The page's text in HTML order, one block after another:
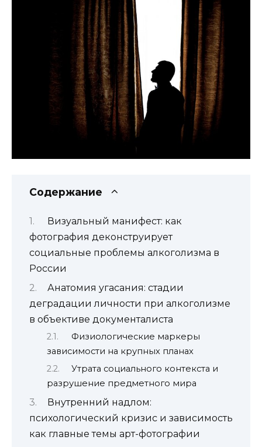
Содержание
Визуальный манифест: как
фотография деконструирует
социальные проблемы алкоголизма в
России
Анатомия угасания: стадии
деградации личности при алкоголизме
в объективе документалиста
Физиологические маркеры
зависимости на крупных планах
Утрата социального контекста и
разрушение предметного мира
Внутренний надлом:
психологический кризис и зависимость
как главные темы арт-фотографии